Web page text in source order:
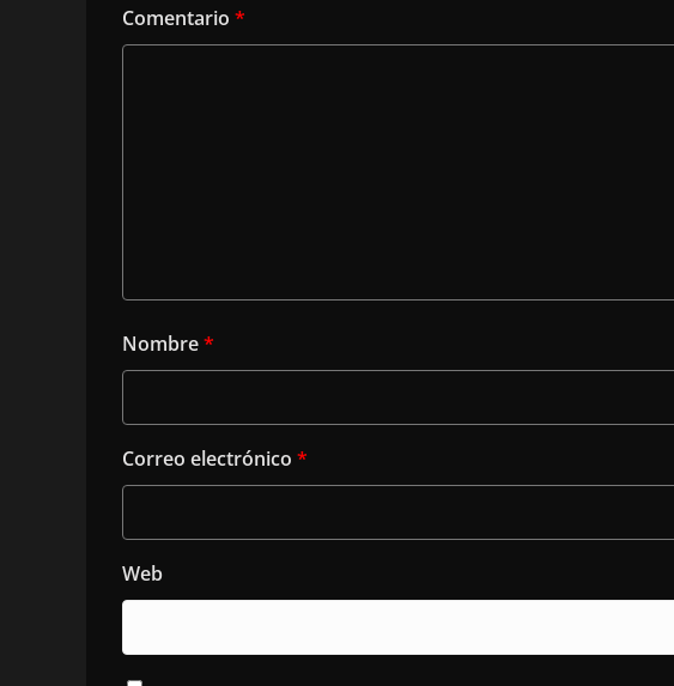
Comentario *
Nombre*
Correo electrónico *
Web